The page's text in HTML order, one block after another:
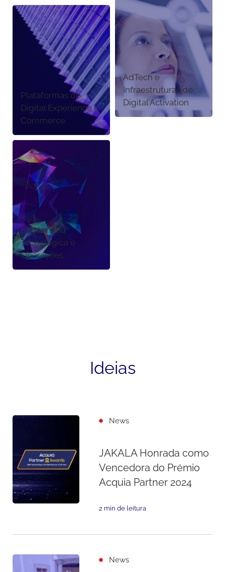
Plataformas de
Digital Experience e
Commerce
AdTech e
Infraestruturas de
Digital Activation
Engenharia
Tecnológica e
Operações
Ideias
News
JAKALA Honrada como
Vencedora do Prémio
Acquia Partner 2024
2 min de leitura
News